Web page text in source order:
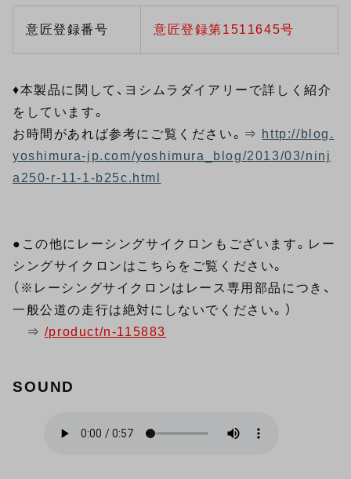
意匠登録番号 意匠登録第1511645号
♦本製品に関して、ヨシムラダイアリーで詳しく紹介
をしています。
お時間があれば参考にご覧ください。⇒ http://blog.
yoshimura-jp.com/yoshimura_blog/2013/03/ninj
a250-r-11-1-b25c.html
●この他にレーシングサイクロンもございます。レー
シングサイクロンはこちらをご覧ください。
（※レーシングサイクロンはレース専用部品につき、
一般公道の走行は絶対にしないでください。）
⇒ /product/n-115883
SOUND